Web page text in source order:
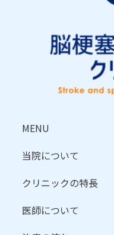
MENU
当院について
クリニックの特長
医師について